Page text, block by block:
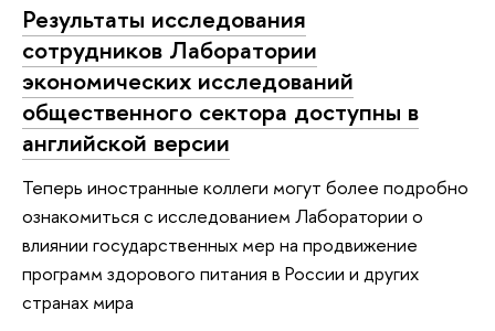
Результаты исследования
сотрудников Лаборатории
экономических исследований
общественного сектора доступны в
английской версии
Теперь иностранные коллеги могут более подробно
ознакомиться с исследованием Лаборатории о
влиянии государственных мер на продвижение
программ здорового питания в России и других
странах мира